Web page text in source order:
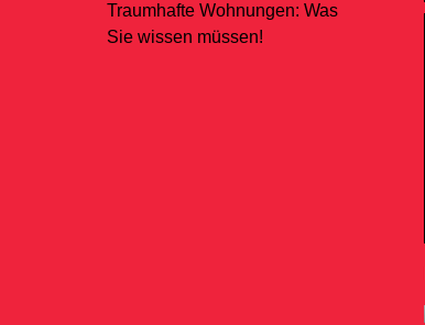
Traumhafte Wohnungen: Was
Sie wissen müssen!